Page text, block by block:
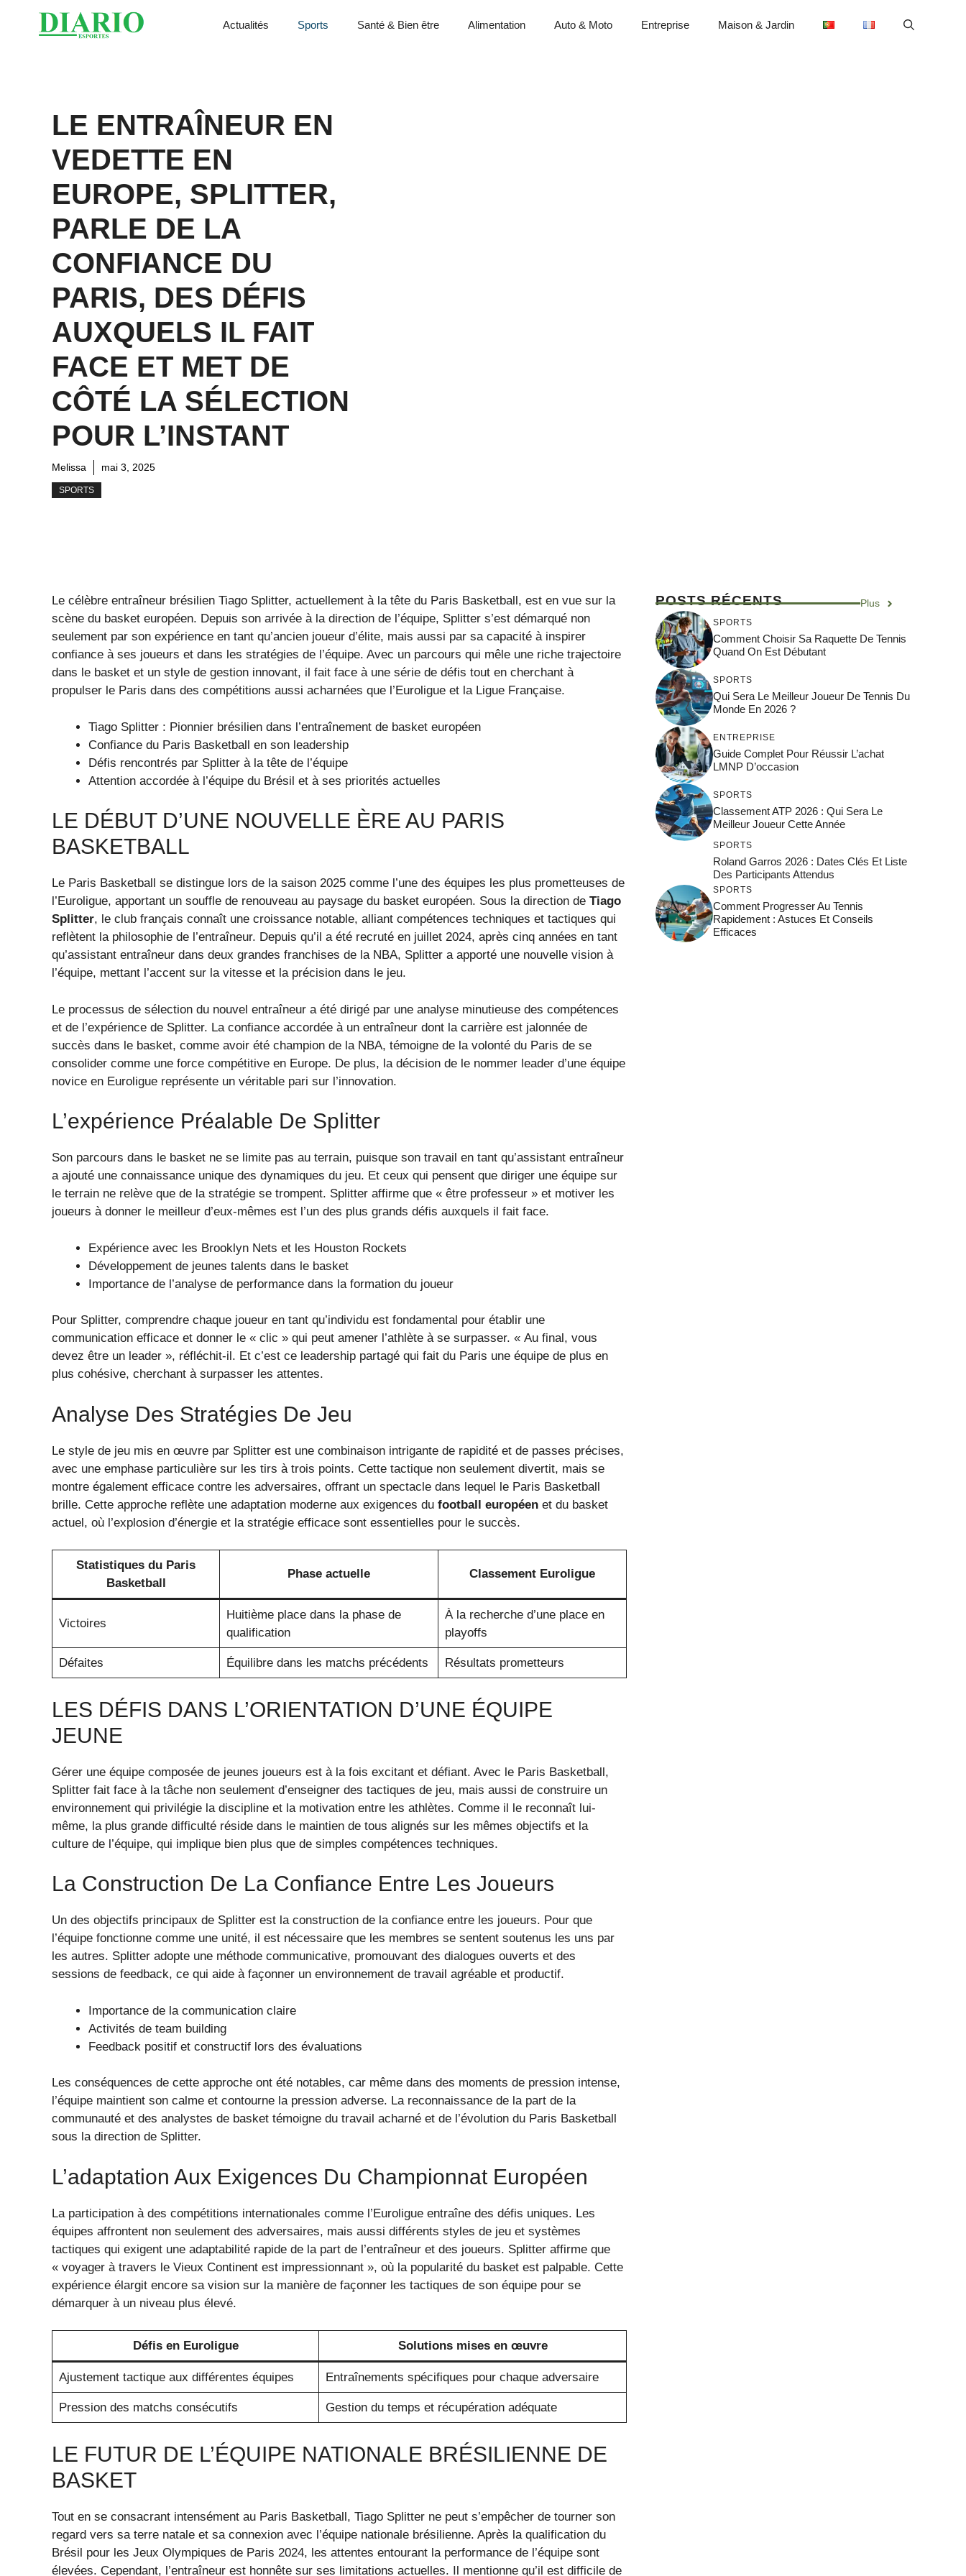
Actualités Sports Santé & Bien être Alimentation Auto & Moto Entreprise Maison & Jardin
LE ENTRAÎNEUR EN
VEDETTE EN
EUROPE, SPLITTER,
PARLE DE LA
CONFIANCE DU
PARIS, DES DÉFIS
AUXQUELS IL FAIT
FACE ET MET DE
CÔTÉ LA SÉLECTION
POUR L’INSTANT
Melissa mai 3, 2025
SPORTS
Le célèbre entraîneur brésilien Tiago Splitter, actuellement à la tête du Paris Basketball, est en vue sur la
scène du basket européen. Depuis son arrivée à la direction de l’équipe, Splitter s’est démarqué non
seulement par son expérience en tant qu’ancien joueur d’élite, mais aussi par sa capacité à inspirer
confiance à ses joueurs et dans les stratégies de l’équipe. Avec un parcours qui mêle une riche trajectoire
dans le basket et un style de gestion innovant, il fait face à une série de défis tout en cherchant à
propulser le Paris dans des compétitions aussi acharnées que l’Euroligue et la Ligue Française.
Tiago Splitter : Pionnier brésilien dans l’entraînement de basket européen
Confiance du Paris Basketball en son leadership
Défis rencontrés par Splitter à la tête de l’équipe
Attention accordée à l’équipe du Brésil et à ses priorités actuelles
LE DÉBUT D’UNE NOUVELLE ÈRE AU PARIS
BASKETBALL
Le Paris Basketball se distingue lors de la saison 2025 comme l’une des équipes les plus prometteuses de
l’Euroligue, apportant un souffle de renouveau au paysage du basket européen. Sous la direction de Tiago
Splitter, le club français connaît une croissance notable, alliant compétences techniques et tactiques qui
reflètent la philosophie de l’entraîneur. Depuis qu’il a été recruté en juillet 2024, après cinq années en tant
qu’assistant entraîneur dans deux grandes franchises de la NBA, Splitter a apporté une nouvelle vision à
l’équipe, mettant l’accent sur la vitesse et la précision dans le jeu.
Le processus de sélection du nouvel entraîneur a été dirigé par une analyse minutieuse des compétences
et de l’expérience de Splitter. La confiance accordée à un entraîneur dont la carrière est jalonnée de
succès dans le basket, comme avoir été champion de la NBA, témoigne de la volonté du Paris de se
consolider comme une force compétitive en Europe. De plus, la décision de le nommer leader d’une équipe
novice en Euroligue représente un véritable pari sur l’innovation.
L’expérience Préalable De Splitter
Son parcours dans le basket ne se limite pas au terrain, puisque son travail en tant qu’assistant entraîneur
a ajouté une connaissance unique des dynamiques du jeu. Et ceux qui pensent que diriger une équipe sur
le terrain ne relève que de la stratégie se trompent. Splitter affirme que « être professeur » et motiver les
joueurs à donner le meilleur d’eux-mêmes est l’un des plus grands défis auxquels il fait face.
Expérience avec les Brooklyn Nets et les Houston Rockets
Développement de jeunes talents dans le basket
Importance de l’analyse de performance dans la formation du joueur
Pour Splitter, comprendre chaque joueur en tant qu’individu est fondamental pour établir une
communication efficace et donner le « clic » qui peut amener l’athlète à se surpasser. « Au final, vous
devez être un leader », réfléchit-il. Et c’est ce leadership partagé qui fait du Paris une équipe de plus en
plus cohésive, cherchant à surpasser les attentes.
Analyse Des Stratégies De Jeu
Le style de jeu mis en œuvre par Splitter est une combinaison intrigante de rapidité et de passes précises,
avec une emphase particulière sur les tirs à trois points. Cette tactique non seulement divertit, mais se
montre également efficace contre les adversaires, offrant un spectacle dans lequel le Paris Basketball
brille. Cette approche reflète une adaptation moderne aux exigences du football européen et du basket
actuel, où l’explosion d’énergie et la stratégie efficace sont essentielles pour le succès.
Statistiques du Paris
Basketball
Phase actuelle Classement Euroligue
Victoires
Huitième place dans la phase de
qualification
À la recherche d’une place en
playoffs
Défaites Équilibre dans les matchs précédents Résultats prometteurs
LES DÉFIS DANS L’ORIENTATION D’UNE ÉQUIPE
JEUNE
Gérer une équipe composée de jeunes joueurs est à la fois excitant et défiant. Avec le Paris Basketball,
Splitter fait face à la tâche non seulement d’enseigner des tactiques de jeu, mais aussi de construire un
environnement qui privilégie la discipline et la motivation entre les athlètes. Comme il le reconnaît lui-
même, la plus grande difficulté réside dans le maintien de tous alignés sur les mêmes objectifs et la
culture de l’équipe, qui implique bien plus que de simples compétences techniques.
La Construction De La Confiance Entre Les Joueurs
Un des objectifs principaux de Splitter est la construction de la confiance entre les joueurs. Pour que
l’équipe fonctionne comme une unité, il est nécessaire que les membres se sentent soutenus les uns par
les autres. Splitter adopte une méthode communicative, promouvant des dialogues ouverts et des
sessions de feedback, ce qui aide à façonner un environnement de travail agréable et productif.
Importance de la communication claire
Activités de team building
Feedback positif et constructif lors des évaluations
Les conséquences de cette approche ont été notables, car même dans des moments de pression intense,
l’équipe maintient son calme et contourne la pression adverse. La reconnaissance de la part de la
communauté et des analystes de basket témoigne du travail acharné et de l’évolution du Paris Basketball
sous la direction de Splitter.
L’adaptation Aux Exigences Du Championnat Européen
La participation à des compétitions internationales comme l’Euroligue entraîne des défis uniques. Les
équipes affrontent non seulement des adversaires, mais aussi différents styles de jeu et systèmes
tactiques qui exigent une adaptabilité rapide de la part de l’entraîneur et des joueurs. Splitter affirme que
« voyager à travers le Vieux Continent est impressionnant », où la popularité du basket est palpable. Cette
expérience élargit encore sa vision sur la manière de façonner les tactiques de son équipe pour se
démarquer à un niveau plus élevé.
Défis en Euroligue Solutions mises en œuvre
Ajustement tactique aux différentes équipes Entraînements spécifiques pour chaque adversaire
Pression des matchs consécutifs Gestion du temps et récupération adéquate
LE FUTUR DE L’ÉQUIPE NATIONALE BRÉSILIENNE DE
BASKET
Tout en se consacrant intensément au Paris Basketball, Tiago Splitter ne peut s’empêcher de tourner son
regard vers sa terre natale et sa connexion avec l’équipe nationale brésilienne. Après la qualification du
Brésil pour les Jeux Olympiques de Paris 2024, les attentes entourant la performance de l’équipe sont
élevées. Cependant, l’entraîneur est honnête sur ses limitations actuelles. Il mentionne qu’il est difficile de
POSTS RÉCENTS Plus
SPORTS
Comment Choisir Sa Raquette De Tennis
Quand On Est Débutant
SPORTS
Qui Sera Le Meilleur Joueur De Tennis Du
Monde En 2026 ?
ENTREPRISE
Guide Complet Pour Réussir L’achat
LMNP D’occasion
SPORTS
Classement ATP 2026 : Qui Sera Le
Meilleur Joueur Cette Année
SPORTS
Roland Garros 2026 : Dates Clés Et Liste
Des Participants Attendus
SPORTS
Comment Progresser Au Tennis
Rapidement : Astuces Et Conseils
Efficaces